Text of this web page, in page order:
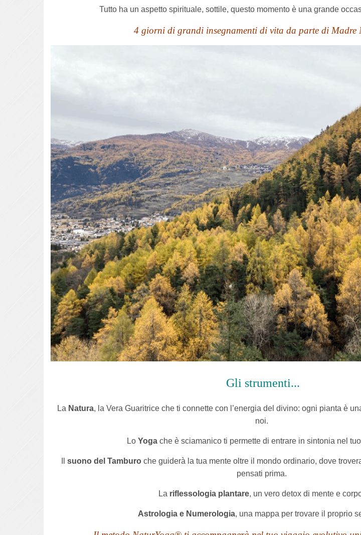
Tutto ha un aspetto spirituale, sottile, questo momento è una grande
4 giorni di grandi insegnamenti di vita da parte di Madre
Gli strumenti...
La Natura, la Vera Guaritrice che ti connette con l’energia del divino: ogni pianta è
noi.
Lo Yogache è sciamanico ti permette di entrare in sintonia nel
Ilsuono del Tamburo che guiderà la tua mente oltre il mondo ordinario, dove
pensati prima.
La riflessologia plantare, un vero detox di mente e
Astrologia e Numerologia, una mappa per trovare il proprio